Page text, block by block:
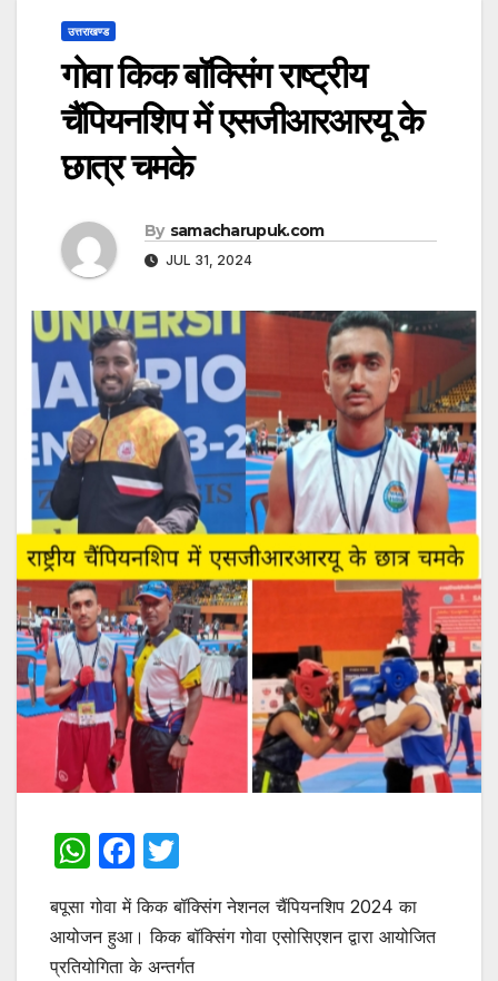
उत्तराखण्ड
गोवा किक बाॅक्सिंग राष्ट्रीय
चैंपियनशिप में एसजीआरआरयू के
छात्र चमके
By samacharupuk.com
JUL 31, 2024
W
h
at
s
F
a
c
e
w
itt
er
बपूसा गोवा में किक बॉक्सिंग नेशनल चैंपियनशिप 2024 का
आयोजन हुआ। किक बॉक्सिंग गोवा एसोसिएशन द्वारा आयोजित
प्रतियोगिता के अन्तर्गत